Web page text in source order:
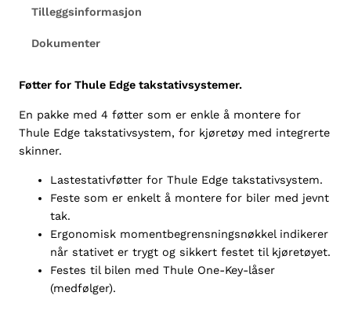
d
e
l
s
h
a
Tilleggsinformasjon
Dokumenter
Føtter for Thule Edge takstativsystemer.
En pakke med 4 føtter som er enkle å montere for
Thule Edge takstativsystem, for kjøretøy med integrerte
skinner.
Lastestativføtter for Thule Edge takstativsystem.
Feste som er enkelt å montere for biler med jevnt
tak.
Ergonomisk momentbegrensningsnøkkel indikerer
når stativet er trygt og sikkert festet til kjøretøyet.
Festes til bilen med Thule One-Key-låser
(medfølger).